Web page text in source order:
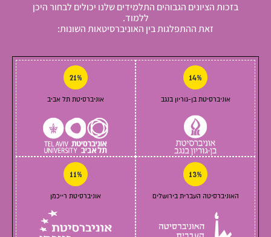
בזכות הציונים הגבוהים התלמידים שלנו יכולים לבחור היכן
ללמוד.
זאת ההתפלגות בין האוניברסיטאות השונות:
14%
אוניברסיטת בן-גוריון בנגב
21%
אוניברסיטת תל אביב
13%
האוניברסיטה העברית בירושלים
11%
אוניברסיטת רייכמן